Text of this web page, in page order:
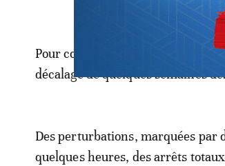
Pour compenser les heures de
décalage de quelques semaines
Des perturbations, marquées par
quelques heures, des arrêts